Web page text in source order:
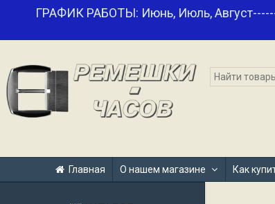
ГРАФИК РАБОТЫ: Июнь, Июль,
Главная О нашем магазине Как